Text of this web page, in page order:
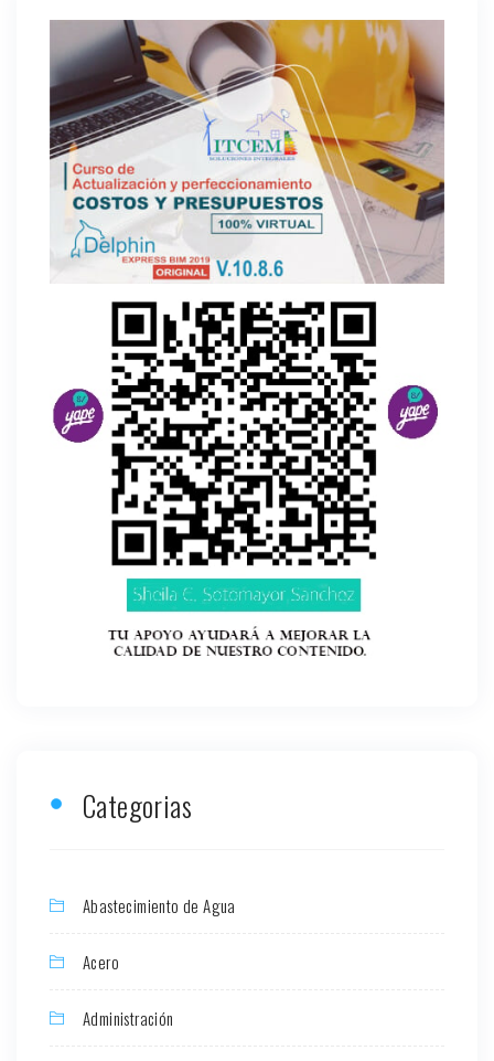
Categorias
Abastecimiento de Agua
Acero
Administración